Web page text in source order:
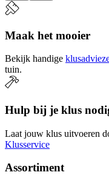
Maak het mooier
Bekijk handige
tuin.
Hulp bij je klus
Laat jouw klus uitvoeren
Klusservice
Assortiment